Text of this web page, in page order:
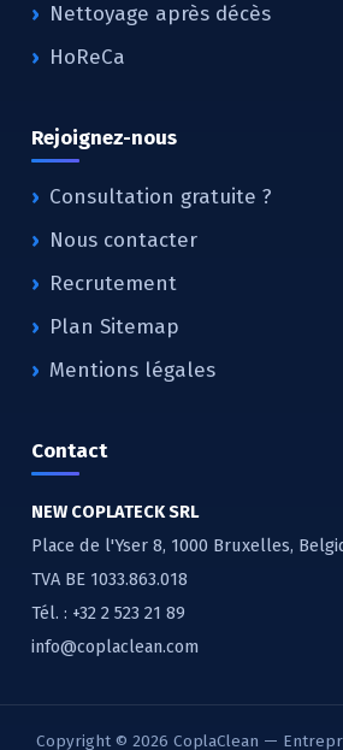
Nettoyage après décès
HoReCa
Rejoignez-nous
Consultation gratuite ?
Nous contacter
Recrutement
Plan Sitemap
Mentions légales
Contact
NEW COPLATECK SRL
Place de l'Yser 8, 1000 Bruxelles,
TVA BE 1033.863.018
Tél. : +32 2 523 21 89
info@coplaclean.com
Copyright © 2026 CoplaClean —